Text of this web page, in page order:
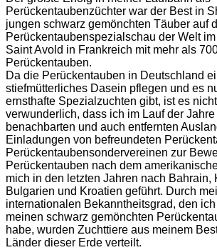
Perückentaubenzüchter war der Best in
jungen schwarz gemönchten Täuber auf
Perückentaubenspezialschau der Welt
Saint Avold in Frankreich mit mehr als
Perückentauben.
Da die Perückentauben in Deutschland
stiefmütterliches Dasein pflegen und es
ernsthafte Spezialzuchten gibt, ist es
verwunderlich, dass ich im Lauf der
benachbarten und auch entfernten
Einladungen von befreundeten
Perückentaubensondervereinen zur
Perückentauben nach dem
mich in den letzten Jahren nach Bahrain,
Bulgarien und Kroatien geführt. Durch
internationalen Bekanntheitsgrad, den
meinen schwarz gemönchten
habe, wurden Zuchttiere aus meinem
Länder dieser Erde verteilt.